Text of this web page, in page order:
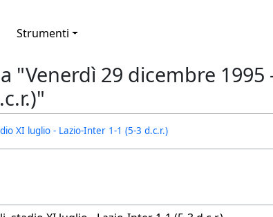
Strumenti
"Venerdì 29 dicembre
XI luglio - Lazio-Inter 1-1 (5-3 d.c.r.)